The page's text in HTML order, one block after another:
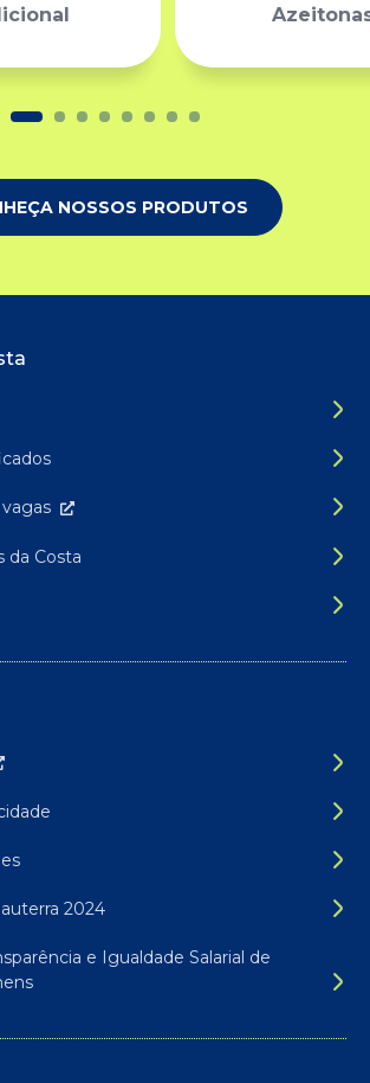
NOSSOS PRODUTOS
do site
vagas
da Costa
2024
e Igualdade Salarial de